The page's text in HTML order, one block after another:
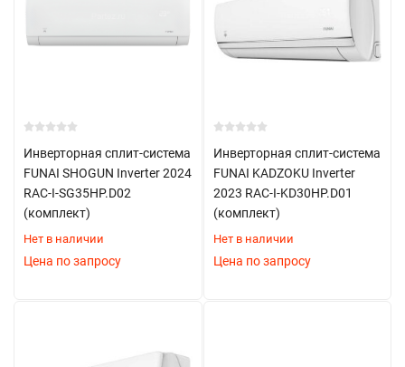
Инверторная сплит-система
FUNAI SHOGUN Inverter 2024
RAC-I-SG35HP.D02
(комплект)
Нет в наличии
Цена по запросу
Инверторная сплит-система
FUNAI KADZOKU Inverter
2023 RAC-I-KD30HP.D01
(комплект)
Нет в наличии
Цена по запросу